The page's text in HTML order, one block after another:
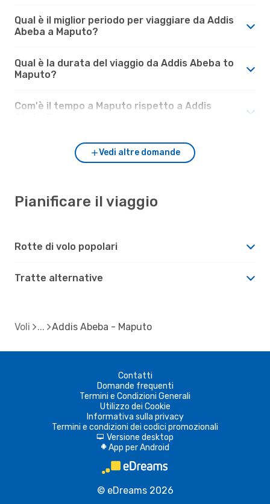
Qual è il miglior periodo per viaggiare da Addis
Abeba a Maputo?
Qual è la durata del viaggio da Addis Abeba to
Maputo?
Com'è il tempo a Maputo rispetto a Addis
Vedi altre domande
Pianificare il viaggio
Rotte di volo popolari
Tratte alternative
Voli Addis Abeba - Maputo
Contatti
Domande frequenti
Termini e Condizioni Generali
Utilizzo dei Cookie
Informativa sulla privacy
Termini e condizioni dei codici promozionali
d Versione desktop
A App per Android
© eDreams 2026